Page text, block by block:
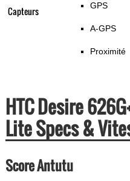
Capteurs GPS
A-GPS
Proximité
HTC Desire
Lite Specs &
Score Antutu